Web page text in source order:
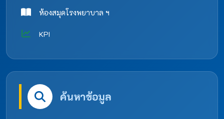
ห้องสมุดโรงพยาบาล ฯ
KPI
ค้นหาข้อมูล